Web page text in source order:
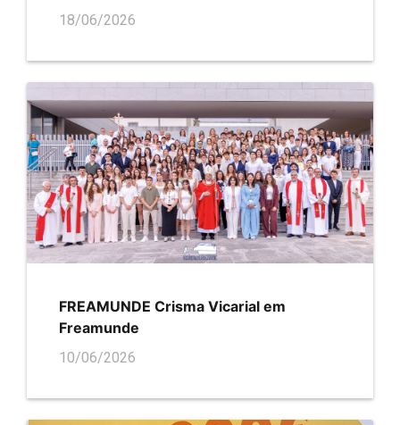
18/06/2026
FREAMUNDE Crisma Vicarial em
Freamunde
10/06/2026